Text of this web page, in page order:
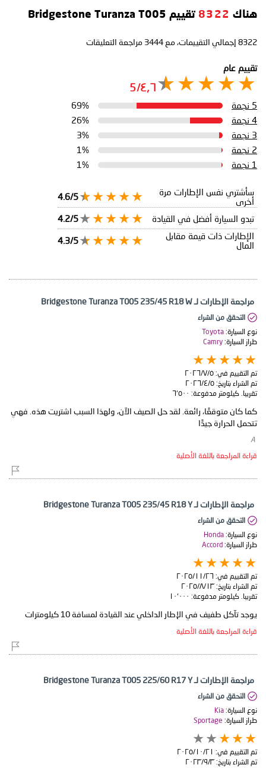
هناك 8322 تقييم Bridgestone Turanza T005
8322 إجمالي التقييمات، مع 3444 مراجعة التعليقات
تقييم عام
٤٫٦/5
5 نجمة
69%
4 نجمة
26%
3 نجمة
3%
2 نجمة
1%
1 نجمة
1%
سأشتري نفس الإطارات مرة
أخرى
4.6/5
تبدو السيارة أفضل في القيادة
4.2/5
الإطارات ذات قيمة مقابل
المال
4.3/5
مراجعة الإطارات لـ Bridgestone Turanza T005 235/45 R18 W
التحقق من الشراء
نوع السيارة: Toyota
طراز السيارة: Camry
تم التقييم في: ٥‏/٧‏/٢٠٢٦
تم الشراء بتاريخ: ٥‏/٤‏/٢٠٢٦
تقريبا. كيلومتر مدفوعة: ٦٬٥٠٠
كما كان متوقعًا، رائعة. لقد حل الصيف الآن، ولهذا السبب اشتريت هذه. فهي
تتحمل الحرارة جيدًا
قراءة المراجعة باللغة الأصلية
مراجعة الإطارات لـ Bridgestone Turanza T005 235/45 R18 Y
التحقق من الشراء
نوع السيارة: Honda
طراز السيارة: Accord
تم التقييم في: ٢٦‏/١١‏/٢٠٢٥
تم الشراء بتاريخ: ١٣‏/٨‏/٢٠٢٥
تقريبا. كيلومتر مدفوعة: ١٠٬٠٠٠
يوجد تآكل طفيف في الإطار الداخلي عند القيادة لمسافة 10 كيلومترات
قراءة المراجعة باللغة الأصلية
مراجعة الإطارات لـ Bridgestone Turanza T005 225/60 R17 Y
التحقق من الشراء
نوع السيارة: Kia
طراز السيارة: Sportage
تم التقييم في: ٢١‏/١٠‏/٢٠٢٥
تم الشراء بتاريخ: ٣‏/٩‏/٢٠٢٣